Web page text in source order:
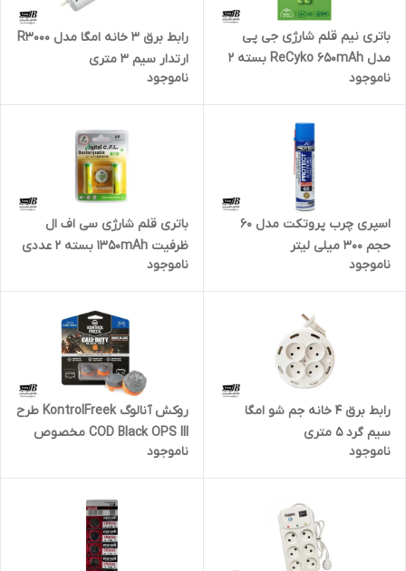
باتری نیم قلم شارژی جی پی
مدل ReCyko 650mAh بسته 2
عددی
ناموجود
رابط برق 3 خانه امگا مدل R3000
ارتدار سیم 3 متری
ناموجود
اسپری چرب پروتکت مدل 60
حجم 300 میلی لیتر
ناموجود
باتری قلم شارژی سی اف ال
ظرفیت 1350mAh بسته ۲ عددی
ناموجود
رابط برق 4 خانه جم شو امگا
سیم گرد 5 متری
ناموجود
روکش آنالوگ KontrolFreek طرح
COD Black OPS III مخصوص
PS5 و PS4
ناموجود